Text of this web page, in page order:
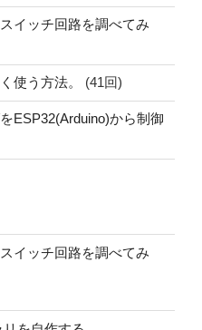
イッチ回路を調べてみ
使う方法。 (41回)
ESP32(Arduino)から制御
イッチ回路を調べてみ